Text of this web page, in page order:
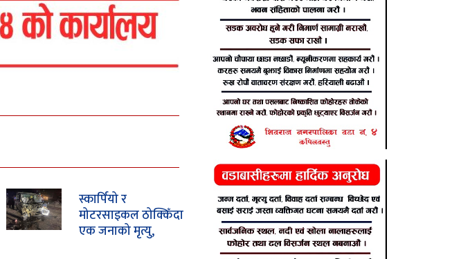
स्कार्पियो र
मोटरसाइकल ठोक्किँदा
एक जनाको मृत्यु,